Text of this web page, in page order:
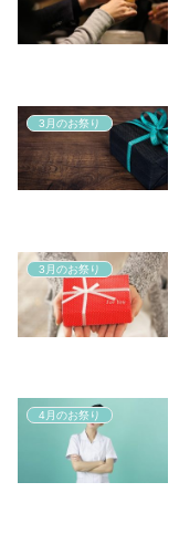
3月のお祭り
3月のお祭り
4月のお祭り